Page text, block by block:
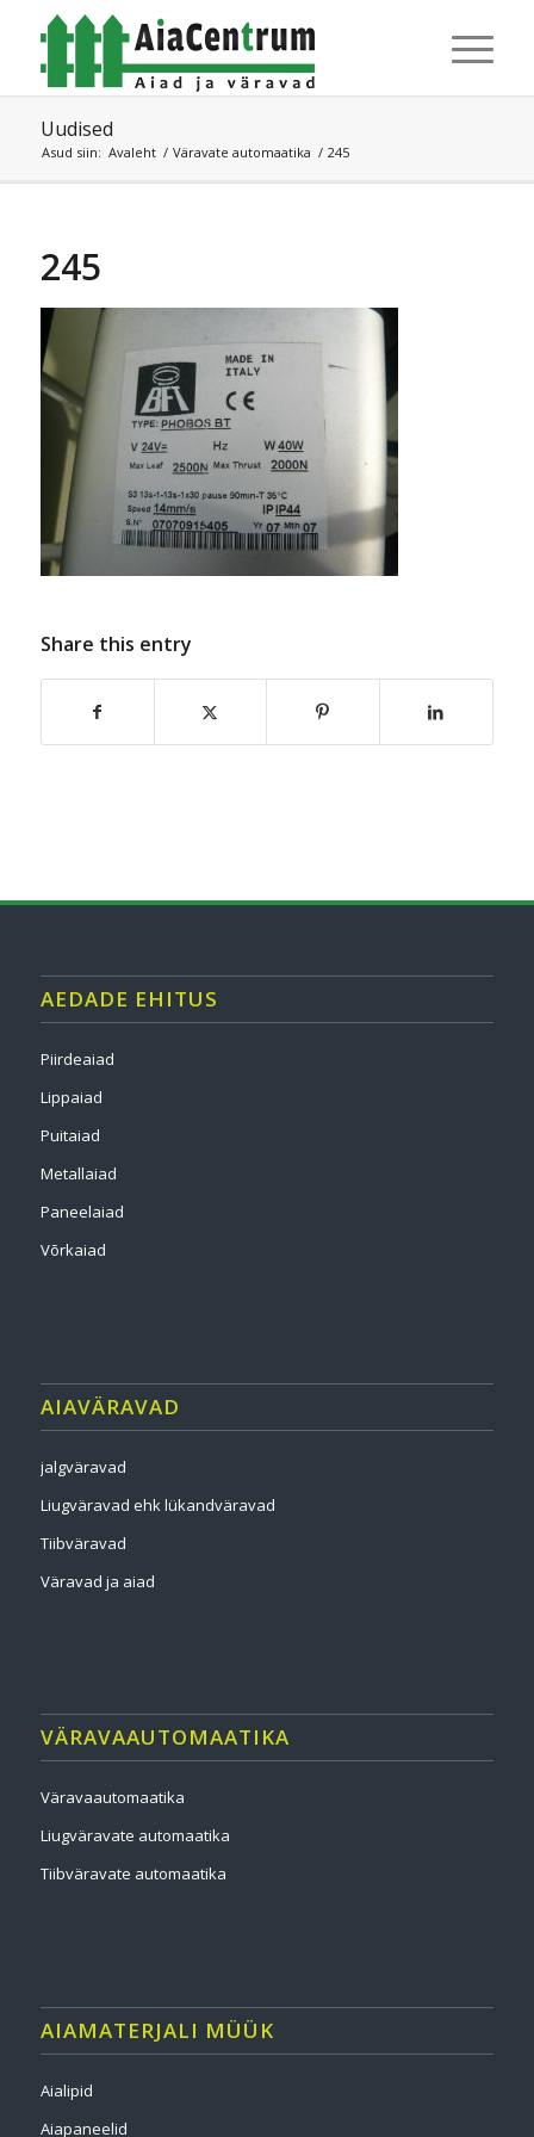
Uudised
Asud siin: Avaleht / Väravate automaatika / 245
245
Share this entry
AEDADE EHITUS
Piirdeaiad
Lippaiad
Puitaiad
Metallaiad
Paneelaiad
Võrkaiad
AIAVÄRAVAD
jalgväravad
Liugväravad ehk lükandväravad
Tiibväravad
Väravad ja aiad
VÄRAVAAUTOMAATIKA
Väravaautomaatika
Liugväravate automaatika
Tiibväravate automaatika
AIAMATERJALI MÜÜK
Aialipid
Aiapaneelid